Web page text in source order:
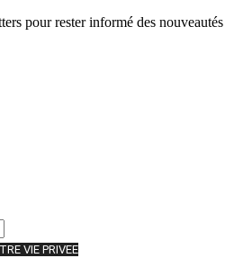
pour rester informé des nouveautés
VIE PRIVEE